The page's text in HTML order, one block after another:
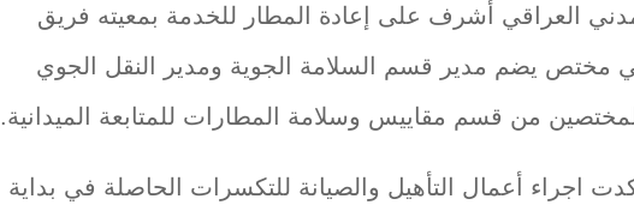
العراقي أشرف على إعادة المطار للخدمة بمعيته فريق
مختص يضم مدير قسم السلامة الجوية ومدير النقل الجوي
من قسم مقاييس وسلامة المطارات للمتابعة الميدانية.
اجراء أعمال التأهيل والصيانة للتكسرات الحاصلة في بداية